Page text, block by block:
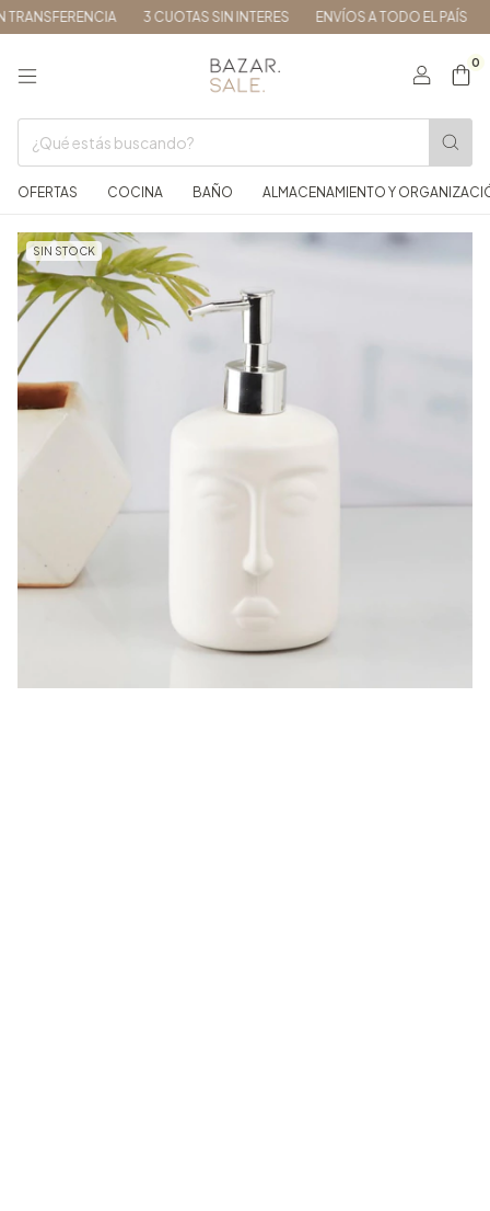
3 CUOTAS SIN INTERES ENVÍOS A TODO EL PAÍS
0
OFERTAS COCINA BAÑO ALMACENAMIENTO Y
SIN STOCK